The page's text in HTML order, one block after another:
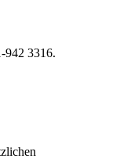
942 3316.